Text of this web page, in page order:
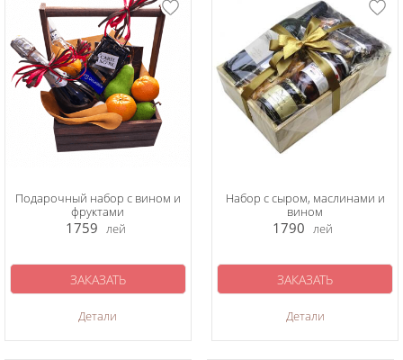
Подарочный набор с вином и
фруктами
1759 лей
Детали
ЗАКАЗАТЬ
Набор с сыром, маслинами и
вином
1790 лей
Детали
ЗАКАЗАТЬ